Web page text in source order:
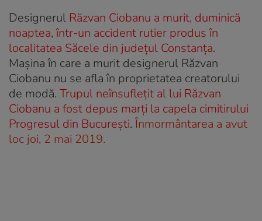
Designerul Răzvan Ciobanu a murit, duminică
noaptea, într-un accident rutier produs în
localitatea Săcele din județul Constanța.
Mașina în care a murit designerul Răzvan
Ciobanu nu se afla în proprietatea creatorului
de modă. Trupul neînsuflețit al lui Răzvan
Ciobanu a fost depus marți la capela cimitirului
Progresul din București.Înmormântarea a avut
loc joi, 2 mai 2019.